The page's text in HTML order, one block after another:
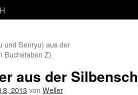
und Senryu) aus der
Buchstaben Z)
aus der
8, 2013von Weller